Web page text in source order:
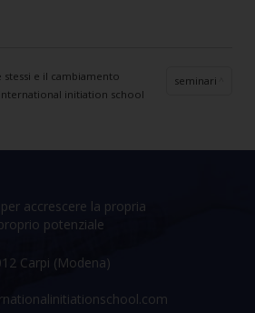
stessi e il cambiamento
initiation school
seminari
accrescere la propria
potenziale
Carpi (Modena)